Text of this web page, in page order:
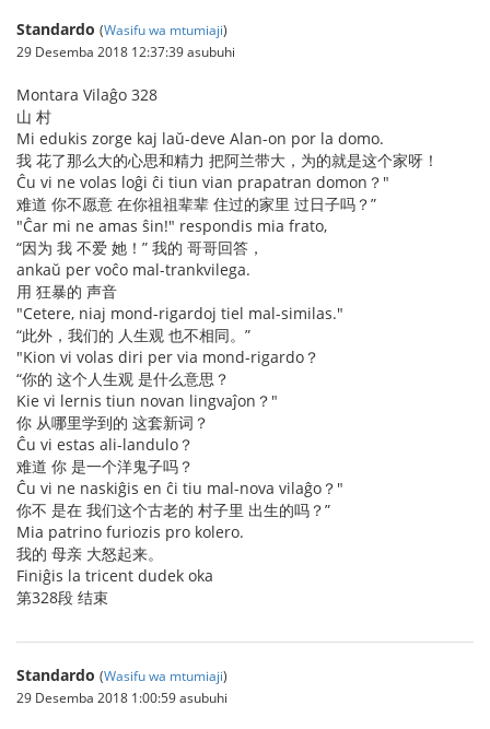
Standardo (Wasifu wa mtumiaji)
29 Desemba 2018 12:37:39 asubuhi
Montara Vilaĝo 328
山 村
Mi edukis zorge kaj laŭ-deve Alan-on por la domo.
我 花了那么大的心思和精力 把阿兰带大，为的就是这个家呀！
Ĉu vi ne volas loĝi ĉi tiun vian prapatran domon？"
难道 你不愿意 在你祖祖辈辈 住过的家里 过日子吗？”
"Ĉar mi ne amas ŝin!" respondis mia frato,
“因为 我 不爱 她！” 我的 哥哥回答，
ankaŭ per voĉo mal-trankvilega.
用 狂暴的 声音
"Cetere, niaj mond-rigardoj tiel mal-similas."
“此外，我们的 人生观 也不相同。”
"Kion vi volas diri per via mond-rigardo？
“你的 这个人生观 是什么意思？
Kie vi lernis tiun novan lingvaĵon？"
你 从哪里学到的 这套新词？
Ĉu vi estas ali-landulo？
难道 你 是一个洋鬼子吗？
Ĉu vi ne naskiĝis en ĉi tiu mal-nova vilaĝo？"
你不 是在 我们这个古老的 村子里 出生的吗？”
Mia patrino furiozis pro kolero.
我的 母亲 大怒起来。
Finiĝis la tricent dudek oka
第328段 结束
Standardo (Wasifu wa mtumiaji)
29 Desemba 2018 1:00:59 asubuhi